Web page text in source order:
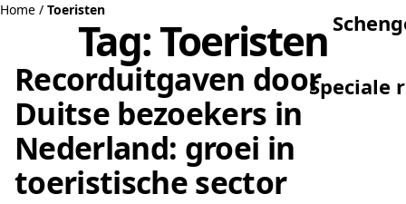
Speciale
Home / Toeristen
Tag:Toeristen
Recorduitgaven door
Duitse bezoekers in
Nederland: groei in
toeristische sector